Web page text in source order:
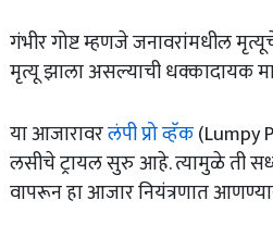
गंभीर गोष्ट म्हणजे जनावरांमधील
मृत्यू झाला असल्याची धक्कादायक
या आजारावरलंपी प्रो व्हॅक(Lumpy
लसीचे ट्रायल सुरु आहे. त्यामुळे ती
वापरून हा आजार नियंत्रणात